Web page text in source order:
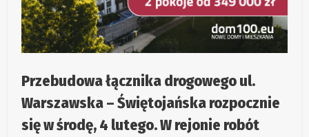
Przebudowa łącznika drogowego ul.
Warszawska – Świętojańska rozpocznie
się w środę, 4 lutego. W rejonie robót